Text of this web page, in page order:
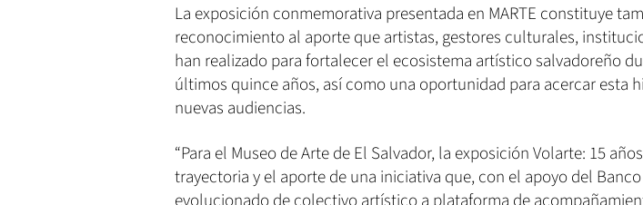
La exposición conmemorativa presentada en MARTE constituye
reconocimiento al aporte que artistas, gestores culturales,
han realizado para fortalecer el ecosistema artístico salvadoreño
últimos quince años, así como una oportunidad para acercar esta
nuevas audiencias.
“Para el Museo de Arte de El Salvador, la exposición Volarte: 15
trayectoria y el aporte de una iniciativa que, con el apoyo del